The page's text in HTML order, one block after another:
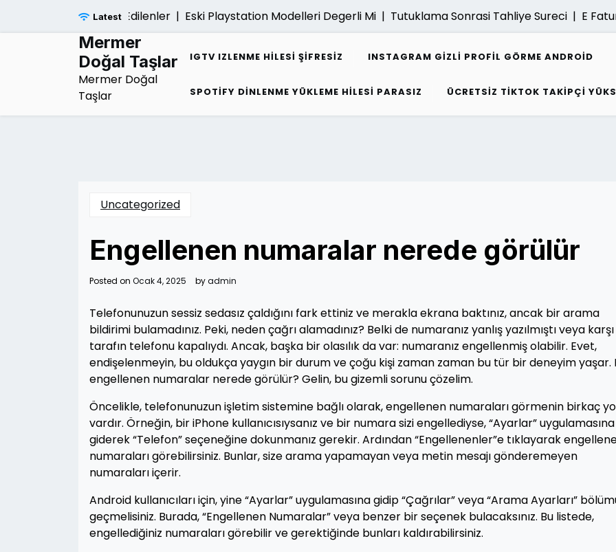
Latest
Hakkinda Merak Edilenler |Eski Playstation Modelleri Degerli Mi | Tutuklama Sonrasi Tahliye Sureci |E Fatura
Mermer
Doğal Taşlar
Mermer Doğal
Taşlar
IGTV IZLENME HILESI ŞIFRESIZ INSTAGRAM GIZLI PROFIL GÖRME ANDROID
SPOTIFY DINLENME YÜKLEME HILESI PARASIZ ÜCRETSIZ TIKTOK TAKIPÇI
Uncategorized
Engellenen numaralar nerede görülür
Posted on Ocak 4, 2025 byadmin
Telefonunuzun sessiz sedasız çaldığını fark ettiniz ve merakla ekrana baktınız, ancak bir arama
bildirimi bulamadınız. Peki, neden çağrı alamadınız? Belki de numaranız yanlış yazılmıştı veya karşı
tarafın telefonu kapalıydı. Ancak, başka bir olasılık da var: numaranız engellenmiş olabilir. Evet,
endişelenmeyin, bu oldukça yaygın bir durum ve çoğu kişi zaman zaman bu tür bir deneyim yaşar.
engellenen numaralar nerede görülür? Gelin, bu gizemli sorunu çözelim.
Öncelikle, telefonunuzun işletim sistemine bağlı olarak, engellenen numaraları görmenin birkaç
vardır. Örneğin, bir iPhone kullanıcısıysanız ve bir numara sizi engellediyse, “Ayarlar” uygulamasına
giderek “Telefon” seçeneğine dokunmanız gerekir. Ardından “Engellenenler”e tıklayarak
numaraları görebilirsiniz. Bunlar, size arama yapamayan veya metin mesajı gönderemeyen
numaraları içerir.
Android kullanıcıları için, yine “Ayarlar” uygulamasına gidip “Çağrılar” veya “Arama Ayarları”
geçmelisiniz. Burada, “Engellenen Numaralar” veya benzer bir seçenek bulacaksınız. Bu listede,
engellediğiniz numaraları görebilir ve gerektiğinde bunları kaldırabilirsiniz.